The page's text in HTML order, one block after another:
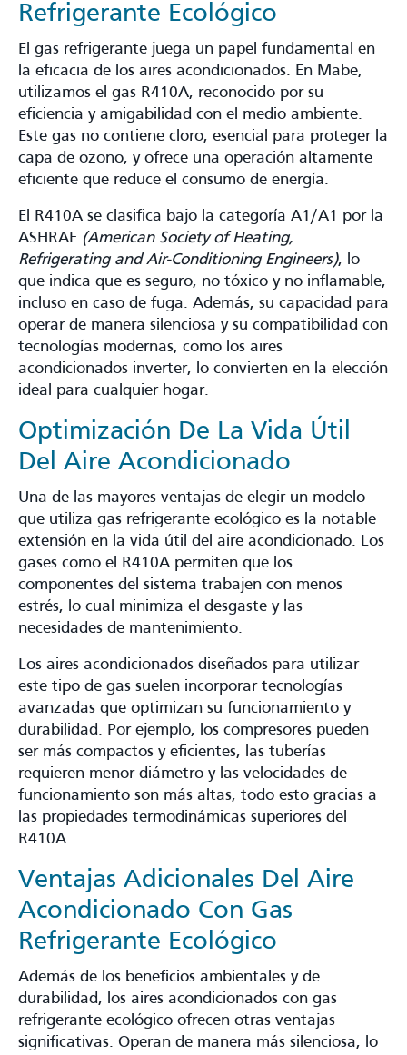
Refrigerante Ecológico
El gas refrigerante juega un papel fundamental en
la eficacia de los aires acondicionados. En Mabe,
utilizamos el gas R410A, reconocido por su
eficiencia y amigabilidad con el medio ambiente.
Este gas no contiene cloro, esencial para proteger la
capa de ozono, y ofrece una operación altamente
eficiente que reduce el consumo de energía.
El R410A se clasifica bajo la categoría A1/A1 por la
ASHRAE (American Society of Heating,
Refrigerating and Air-Conditioning Engineers), lo
que indica que es seguro, no tóxico y no inflamable,
incluso en caso de fuga. Además, su capacidad para
operar de manera silenciosa y su compatibilidad con
tecnologías modernas, como los aires
acondicionados inverter, lo convierten en la elección
ideal para cualquier hogar.
Optimización De La Vida Útil
Del Aire Acondicionado
Una de las mayores ventajas de elegir un modelo
que utiliza gas refrigerante ecológico es la notable
extensión en la vida útil del aire acondicionado. Los
gases como el R410A permiten que los
componentes del sistema trabajen con menos
estrés, lo cual minimiza el desgaste y las
necesidades de mantenimiento.
Los aires acondicionados diseñados para utilizar
este tipo de gas suelen incorporar tecnologías
avanzadas que optimizan su funcionamiento y
durabilidad. Por ejemplo, los compresores pueden
ser más compactos y eficientes, las tuberías
requieren menor diámetro y las velocidades de
funcionamiento son más altas, todo esto gracias a
las propiedades termodinámicas superiores del
R410A
Ventajas Adicionales Del Aire
Acondicionado Con Gas
Refrigerante Ecológico
Además de los beneficios ambientales y de
durabilidad, los aires acondicionados con gas
refrigerante ecológico ofrecen otras ventajas
significativas. Operan de manera más silenciosa, lo